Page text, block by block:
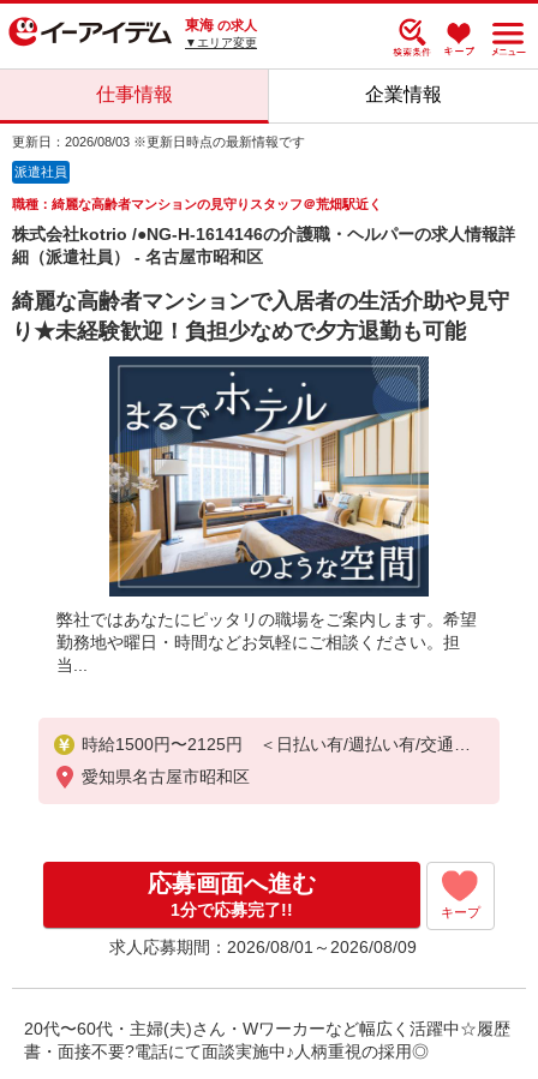
東海 の求人
▼エリア変更
仕事情報 企業情報
更新日：2026/08/03 ※更新日時点の最新情報です
派遣社員
職種：綺麗な高齢者マンションの見守りスタッフ＠荒畑駅近く
株式会社kotrio /●NG-H-1614146の介護職・ヘルパーの求人情報詳
細（派遣社員） - 名古屋市昭和区
綺麗な高齢者マンションで入居者の生活介助や見守
り★未経験歓迎！負担少なめで夕方退勤も可能
弊社ではあなたにピッタリの職場をご案内します。希望
勤務地や曜日・時間などお気軽にご相談ください。担
当...
時給1500円〜2125円 ＜日払い有/週払い有/交通費
全支給(ガソリン代含む)＞
愛知県名古屋市昭和区
応募画面へ進む
1分で応募完了!! キープ
求人応募期間：2026/08/01～2026/08/09
20代〜60代・主婦(夫)さん・Wワーカーなど幅広く活躍中☆履歴
書・面接不要?電話にて面談実施中♪人柄重視の採用◎